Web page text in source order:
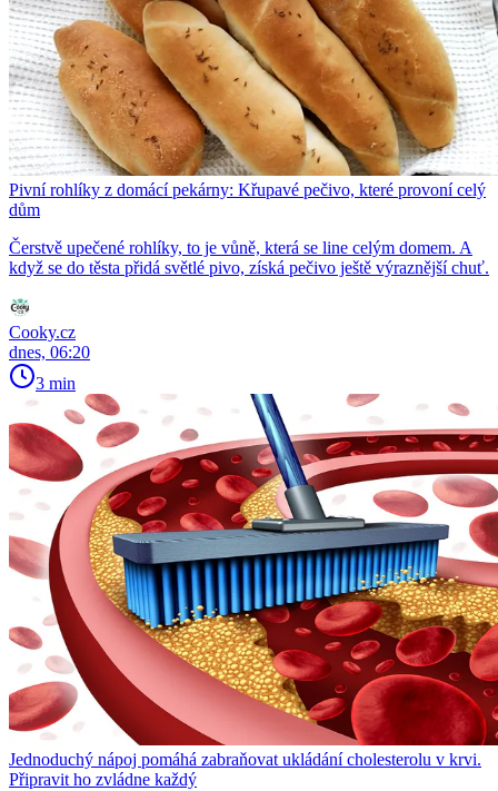
Pivní rohlíky z domácí pekárny: Křupavé pečivo, které provoní celý
dům
Čerstvě upečené rohlíky, to je vůně, která se line celým domem. A
když se do těsta přidá světlé pivo, získá pečivo ještě výraznější chuť.
Cooky.cz
dnes, 06:20
3 min
Jednoduchý nápoj pomáhá zabraňovat ukládání cholesterolu v krvi.
Připravit ho zvládne každý